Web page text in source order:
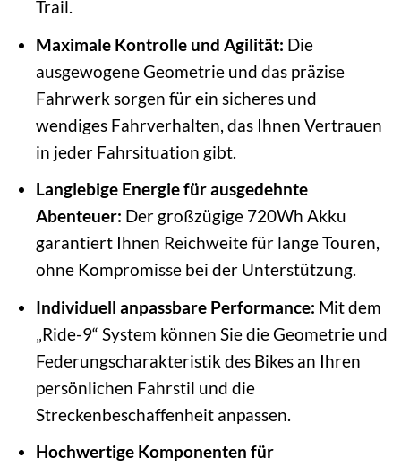
Trail.
Maximale Kontrolle und Agilität: Die
ausgewogene Geometrie und das präzise
Fahrwerk sorgen für ein sicheres und
wendiges Fahrverhalten, das Ihnen Vertrauen
in jeder Fahrsituation gibt.
Langlebige Energie für ausgedehnte
Abenteuer: Der großzügige 720Wh Akku
garantiert Ihnen Reichweite für lange Touren,
ohne Kompromisse bei der Unterstützung.
Individuell anpassbare Performance: Mit dem
„Ride-9“ System können Sie die Geometrie und
Federungscharakteristik des Bikes an Ihren
persönlichen Fahrstil und die
Streckenbeschaffenheit anpassen.
Hochwertige Komponenten für